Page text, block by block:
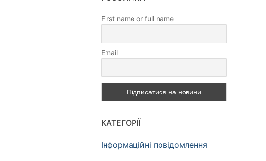
First name or full name
Email
КАТЕГОРІЇ
Інформаційні повідомлення